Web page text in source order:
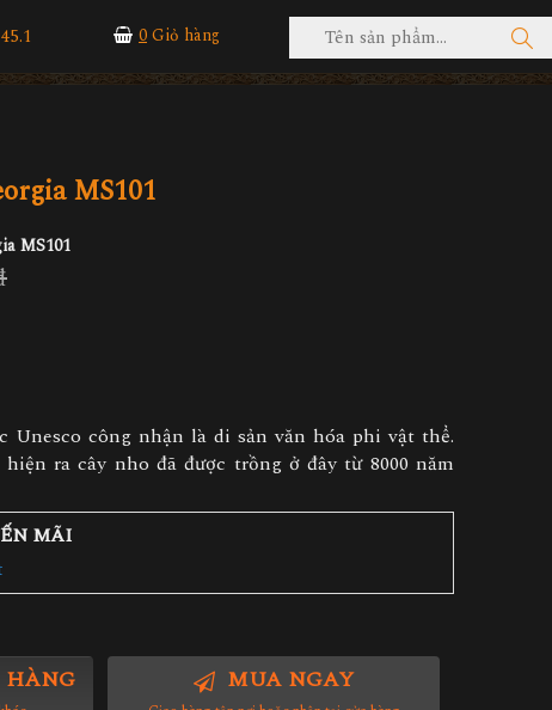
0Giỏ hàng
MS101
MS101
Unesco công nhận là di sản văn hóa phi vật thể.
ra cây nho đã được trồng ở đây từ 8000 năm
MÃI
HÀNG MUA NGAY